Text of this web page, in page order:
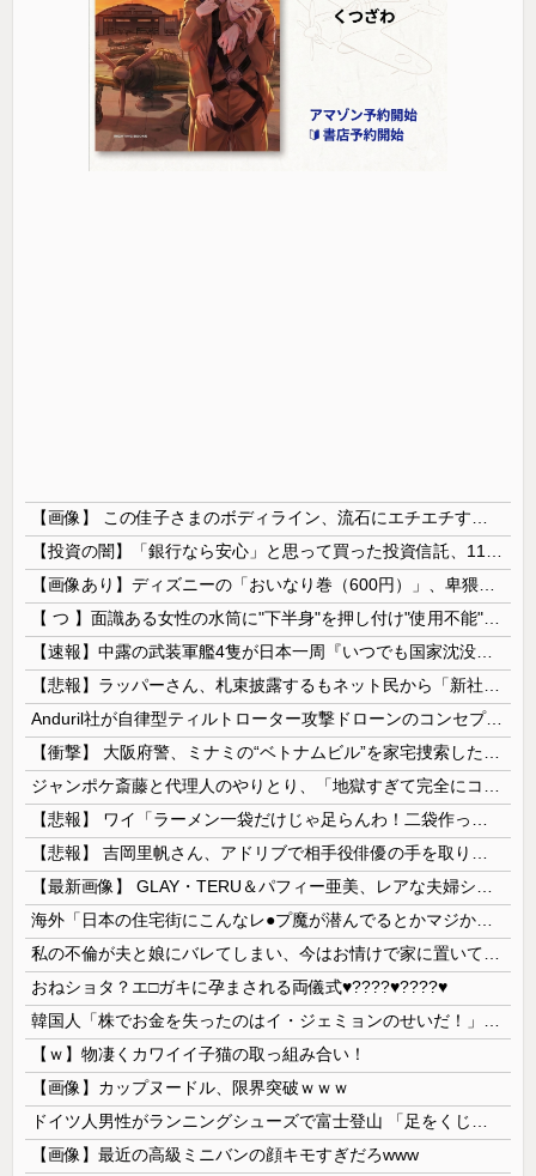
Anduril社が自律型ティルトローター攻撃ドローンのコンセプトで衝撃を与える！
おねショタ？エ□ガキに孕まされる両儀式♥️????♥️????♥️
【ｗ】物凄くカワイイ子猫の取っ組み合い！
【画像】カップヌードル、限界突破ｗｗｗ
【画像】最近の高級ミニバンの顔キモすぎだろwww